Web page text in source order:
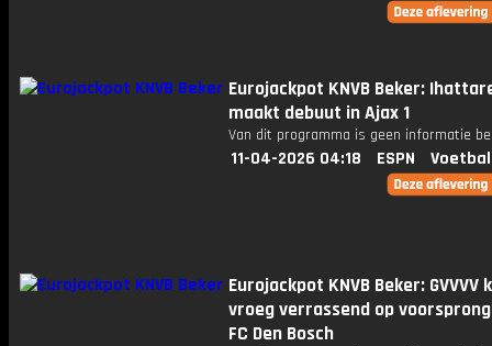
Eurojackpot KNVB Beker:
maakt debuut in Ajax 1
Van dit programma is geen informatie
11-04-2026 04:18 ESPN
Eurojackpot KNVB Beker: GVVVV
vroeg verrassend op
FC Den Bosch